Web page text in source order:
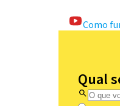
Como
Qual